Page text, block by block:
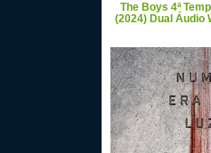
The Boys 4ª
(2024) Dual Áudio